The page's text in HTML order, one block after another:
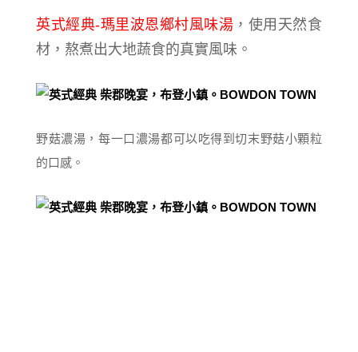
英式經典-瑪里波恩鄉村風味湯 ，使用天然食
材，熬煮出大地蔬食的真實風味。
野菇濃湯，每一口濃湯都可以吃得到切末野菇小顆粒
的口感。